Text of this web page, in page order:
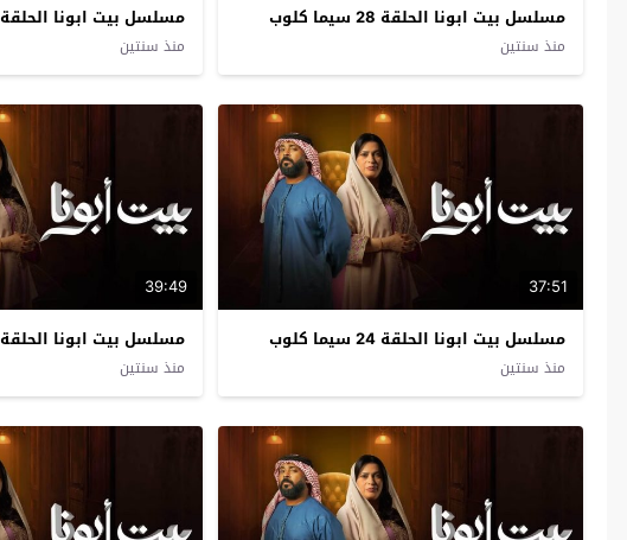
مسلسل بيت ابونا الحلقة 28 سيما كلوب
منذ سنتين
مسلسل بيت ابونا الحلقة 27 سيما كلوب
منذ سنتين
37:51
مسلسل بيت ابونا الحلقة 24 سيما كلوب
منذ سنتين
39:49
مسلسل بيت ابونا الحلقة 23 سيما كلوب
منذ سنتين